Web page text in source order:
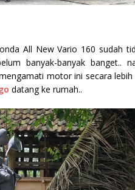
All New Vario 160 sudah
banyak-banyak banget..
motor ini secara
datang ke rumah..